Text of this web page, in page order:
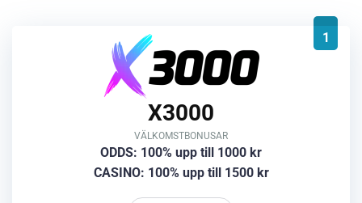
1
X3000
VÄLKOMSTBONUSAR
ODDS: 100% upp till 1000 kr
CASINO: 100% upp till 1500 kr